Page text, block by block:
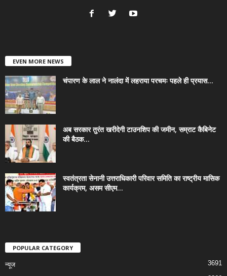
EVEN MORE NEWS
चंपारण के लाल ने नालंदा में लहराया परचमः पहले ही प्रयास...
अब सरकार तुरंत खरीदेगी टाउनशिप की जमीन, सम्राट कैबिनेट
की बैठक...
स्वतंत्रता सेनानी उत्तराधिकारी परिवार समिति का राष्ट्रीय मासिक
कार्यक्रम, असम सीएम...
POPULAR CATEGORY
न्यूज
3691